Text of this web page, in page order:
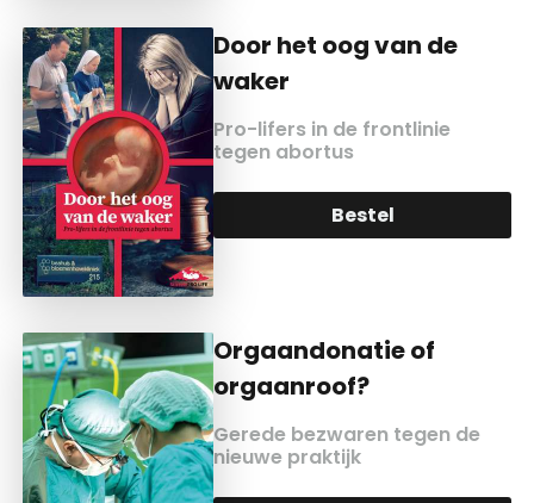
Door het oog van de
waker
Pro-lifers in de frontlinie
tegen abortus
Bestel
Orgaandonatie of
orgaanroof?
Gerede bezwaren tegen de
nieuwe praktijk